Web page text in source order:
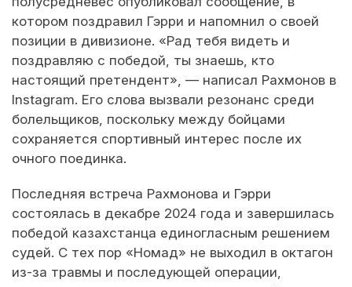
котором поздравил Гэрри и напомнил о своей
позиции в дивизионе. «Рад тебя видеть и
поздравляю с победой, ты знаешь, кто
настоящий претендент», — написал Рахмонов в
Instagram. Его слова вызвали резонанс среди
болельщиков, поскольку между бойцами
сохраняется спортивный интерес после их
очного поединка.
Последняя встреча Рахмонова и Гэрри
состоялась в декабре 2024 года и завершилась
победой казахстанца единогласным решением
судей. С тех пор «Номад» не выходил в октагон
из-за травмы и последующей операции,